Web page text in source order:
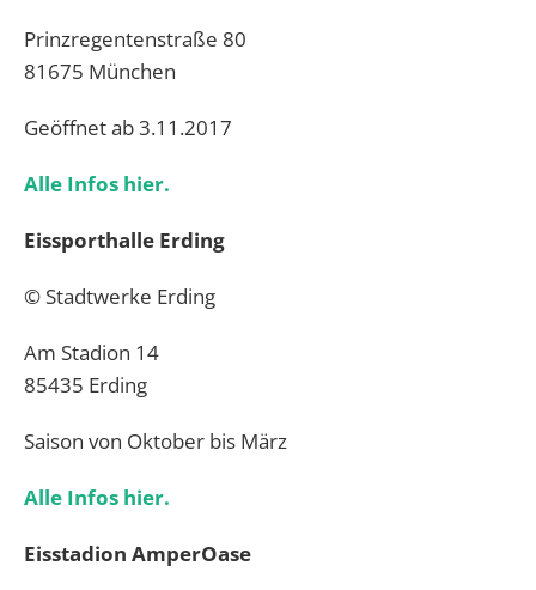
Prinzregentenstraße 80
81675 München
Geöffnet ab 3.11.2017
Alle Infos hier.
Eissporthalle Erding
© Stadtwerke Erding
Am Stadion 14
85435 Erding
Saison von Oktober bis März
Alle Infos hier.
Eisstadion AmperOase